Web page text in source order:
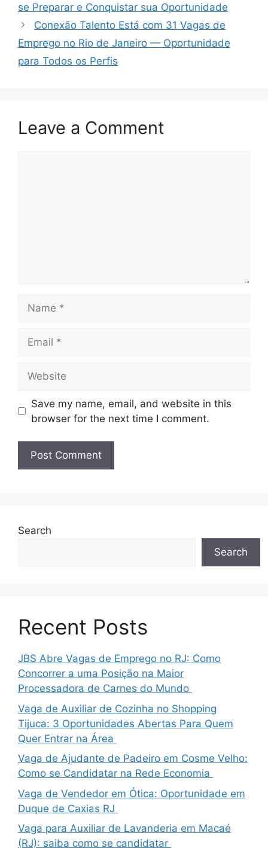
se Preparar e Conquistar sua Oportunidade
Conexão Talento Está com 31 Vagas de
Emprego no Rio de Janeiro — Oportunidade
para Todos os Perfis
Leave a Comment
Save my name, email, and website in this
browser for the next time I comment.
Search
Search
Recent Posts
JBS Abre Vagas de Emprego no RJ: Como
Concorrer a uma Posição na Maior
Processadora de Carnes do Mundo
Vaga de Auxiliar de Cozinha no Shopping
Tijuca: 3 Oportunidades Abertas Para Quem
Quer Entrar na Área
Vaga de Ajudante de Padeiro em Cosme Velho:
Como se Candidatar na Rede Economia
Vaga de Vendedor em Ótica: Oportunidade em
Duque de Caxias RJ
Vaga para Auxiliar de Lavanderia em Macaé
(RJ): saiba como se candidatar